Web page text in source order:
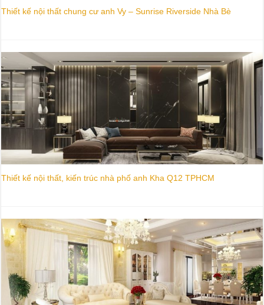
Thiết kế nội thất chung cư anh Vy – Sunrise Riverside Nhà Bè
Thiết kế nội thất, kiến trúc nhà phố anh Kha Q12 TPHCM